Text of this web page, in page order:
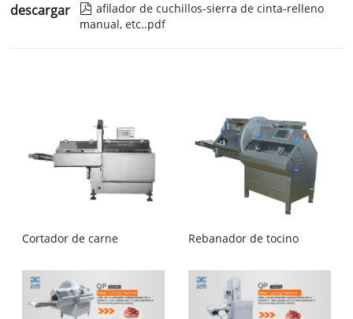
descargar  afilador de cuchillos-sierra de cinta-relleno
manual, etc..pdf
Cortador de carne Rebanador de tocino